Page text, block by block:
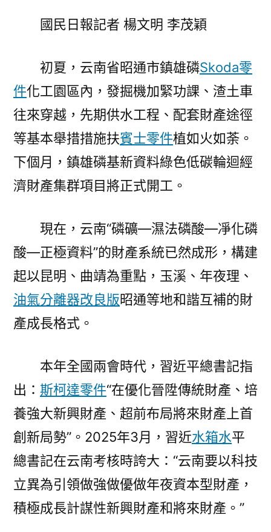
五”
局
起
好
OSDER
奧
斯
車
丨
云
南
做
優
年
夜
資
本
型
財
國民日報記者 楊文明 李茂穎
初夏，云南省昭通市鎮雄磷Skoda零
件化工園區內，發掘機加緊功課、渣土車
往來穿越，先期供水工程、配套財產途徑
等基本舉措措施扶賓士零件植如火如荼。
下個月，鎮雄磷基新資料綠色低碳輪迴經
濟財產集群項目將正式開工。
現在，云南“磷礦—濕法磷酸—凈化磷
酸—正極資料”的財產系統已然成形，構建
起以昆明、曲靖為重點，玉溪、年夜理、
油氣分離器改良版昭通等地和諧互補的財
產成長格式。
本年全國兩會時代，習近平總書記指
出： 斯柯達零件“在優化晉陞傳統財產、培
養強大新興財產、超前布局將來財產上首
創新局勢”。2025年3月，習近水箱水平
總書記在云南考核時誇大：“云南要以科技
立異為引領做強做優做年夜資本型財產，
積極成長計謀性新興財產和將來財產。”